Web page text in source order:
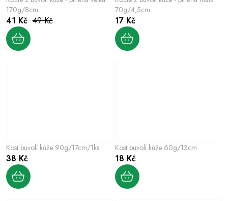
170g/8cm
41 Kč 49 Kč
70g/4,5cm
17 Kč
Kost buvolí kůže 90g/17cm/1ks
38 Kč
Kost buvolí kůže 60g/13cm
18 Kč